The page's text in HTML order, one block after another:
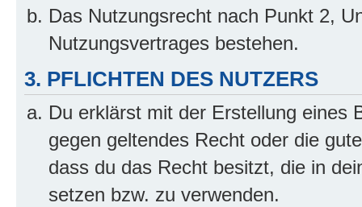
Das Nutzungsrecht nach Punkt 2,
Nutzungsvertrages bestehen.
3. PFLICHTEN DES NUTZERS
Du erklärst mit der Erstellung eines
gegen geltendes Recht oder die
dass du das Recht besitzt, die in
setzen bzw. zu verwenden.